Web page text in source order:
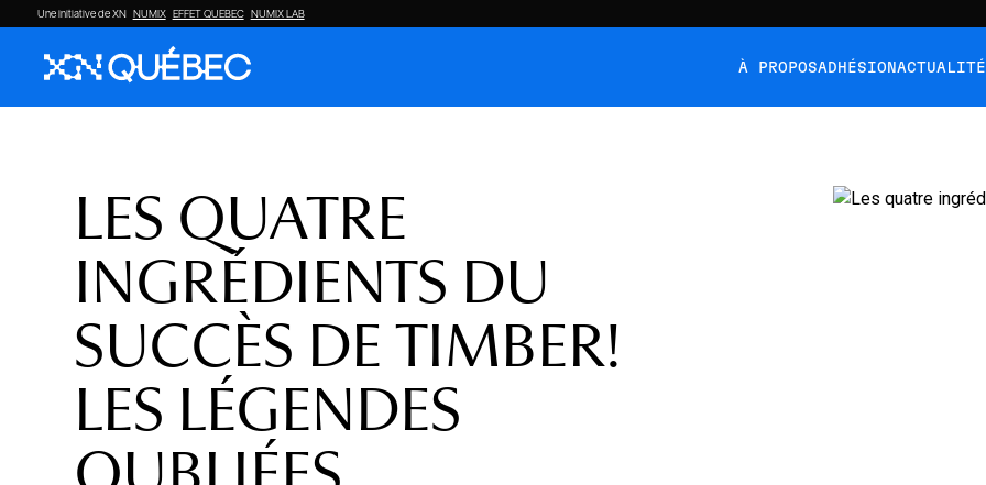
Une initiative de XN NUMIX EFFET QUEBEC NUMIX LAB
À PROPOSADHÉSION
LES QUATRE
INGRÉDIENTS DU
SUCCÈS DE TIMBER!
LES LÉGENDES